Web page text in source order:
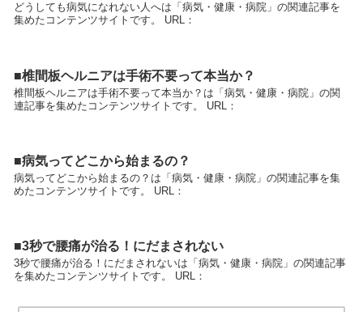
どうしても病気になれない人へは「病気・健康・病院」の関連記事を
集めたコンテンツサイトです。 URL：
■椎間板ヘルニアは手術不要って本当か？
椎間板ヘルニアは手術不要って本当か？は「病気・健康・病院」の関
連記事を集めたコンテンツサイトです。 URL：
■病気ってどこから始まるの？
病気ってどこから始まるの？は「病気・健康・病院」の関連記事を集
めたコンテンツサイトです。 URL：
■3秒で腰痛が治る！にだまされない
3秒で腰痛が治る！にだまされないは「病気・健康・病院」の関連記事
を集めたコンテンツサイトです。 URL：